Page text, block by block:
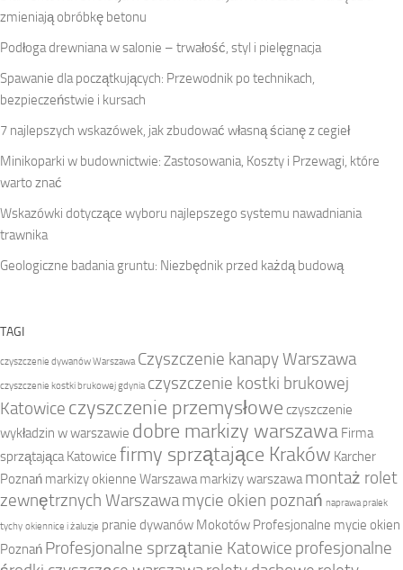
zmieniają obróbkę betonu
Podłoga drewniana w salonie – trwałość, styl i pielęgnacja
Spawanie dla początkujących: Przewodnik po technikach,
bezpieczeństwie i kursach
7 najlepszych wskazówek, jak zbudować własną ścianę z cegieł
Minikoparki w budownictwie: Zastosowania, Koszty i Przewagi, które
warto znać
Wskazówki dotyczące wyboru najlepszego systemu nawadniania
trawnika
Geologiczne badania gruntu: Niezbędnik przed każdą budową
TAGI
czyszczenie dywanów Warszawa Czyszczenie kanapy Warszawa
czyszczenie kostki brukowej gdynia czyszczenie kostki brukowej
Katowice czyszczenie przemysłowe czyszczenie
wykładzin w warszawie dobre markizy warszawa Firma
sprzątająca Katowice firmy sprzątające Kraków Karcher
Poznań markizy okienne Warszawa markizy warszawa montaż rolet
zewnętrznych Warszawamycie okien poznań naprawa pralek
tychy okiennice i żaluzje pranie dywanów Mokotów Profesjonalne mycie okien
Poznań Profesjonalne sprzątanie Katowice profesjonalne